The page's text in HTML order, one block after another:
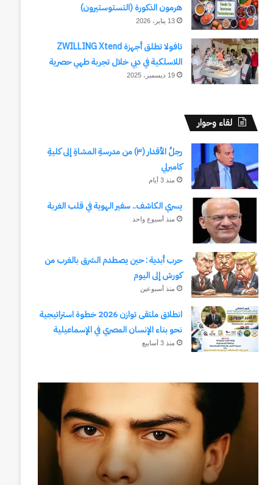
هرمون الذكورة (التستوستيرون)
13 يناير، 2026
تافولا تطلق أجهزة ZWILLING Xtend
اللاسلكية في دبي خلال تجربة طهي حصرية
19 ديسمبر، 2025
لقاء وحوار
رجلُ الأقدار (٣) من مدرسةِ المشاةِ إلى كليةِ
كامبرلي
منذ 3 أيام
يسري الكاشف.. سفير الهوية في قلب الغربة
منذ أسبوع واحد
حرب أبدية : حين يصطدم الشرق بالغرب من
كورش إلى اليوم
منذ أسبوعين
انطلاق ملتقى توازن 2026 خطوة استراتيجية
نحو بناء الإنسان المصري في الإسماعيلية
منذ 3 أسابيع
مدرسةِ